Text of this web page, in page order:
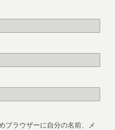
ブラウザーに自分の名前、メ